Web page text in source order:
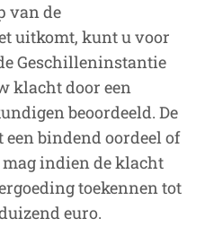
van de
uitkomt, kunt u voor
Geschilleninstantie
klacht door een
beoordeeld. De
bindend oordeel of
indien de klacht
toekennen tot
euro.